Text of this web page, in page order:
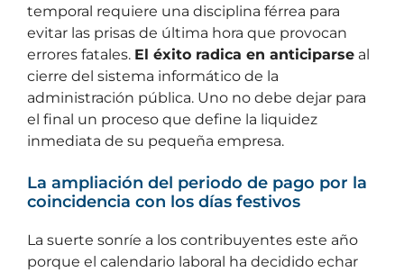
temporal requiere una disciplina férrea para
evitar las prisas de última hora que provocan
errores fatales. El éxito radica en anticiparse al
cierre del sistema informático de la
administración pública. Uno no debe dejar para
el final un proceso que define la liquidez
inmediata de su pequeña empresa.
La ampliación del periodo de pago por la
coincidencia con los días festivos
La suerte sonríe a los contribuyentes este año
porque el calendario laboral ha decidido echar